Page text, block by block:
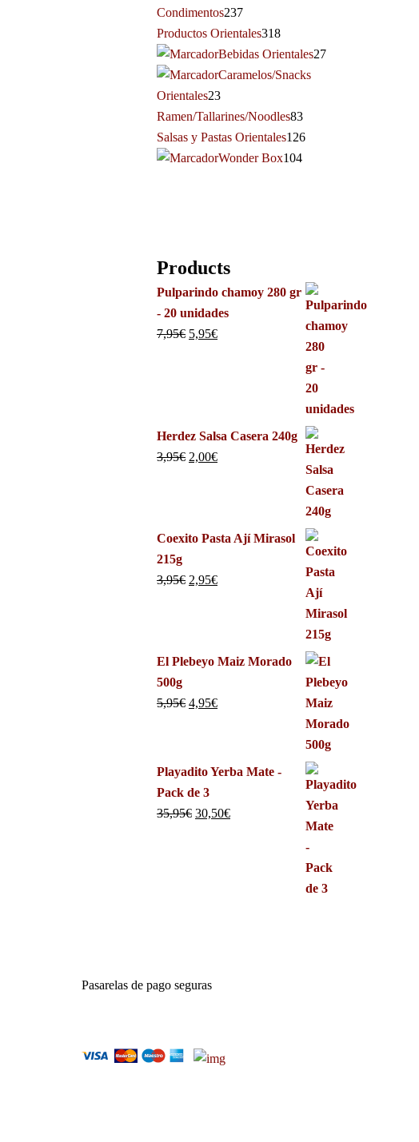
Condimentos237
Productos Orientales318
Bebidas Orientales27
Caramelos/Snacks
Orientales23
Ramen/Tallarines/Noodles83
Salsas y Pastas Orientales126
Wonder Box104
Products
Pulparindo chamoy 280 gr
- 20 unidades
7,95€ 5,95€
Herdez Salsa Casera 240g
3,95€ 2,00€
Coexito Pasta Ají Mirasol
215g
3,95€ 2,95€
El Plebeyo Maiz Morado
500g
5,95€ 4,95€
Playadito Yerba Mate -
Pack de 3
35,95€ 30,50€
Pasarelas de pago seguras